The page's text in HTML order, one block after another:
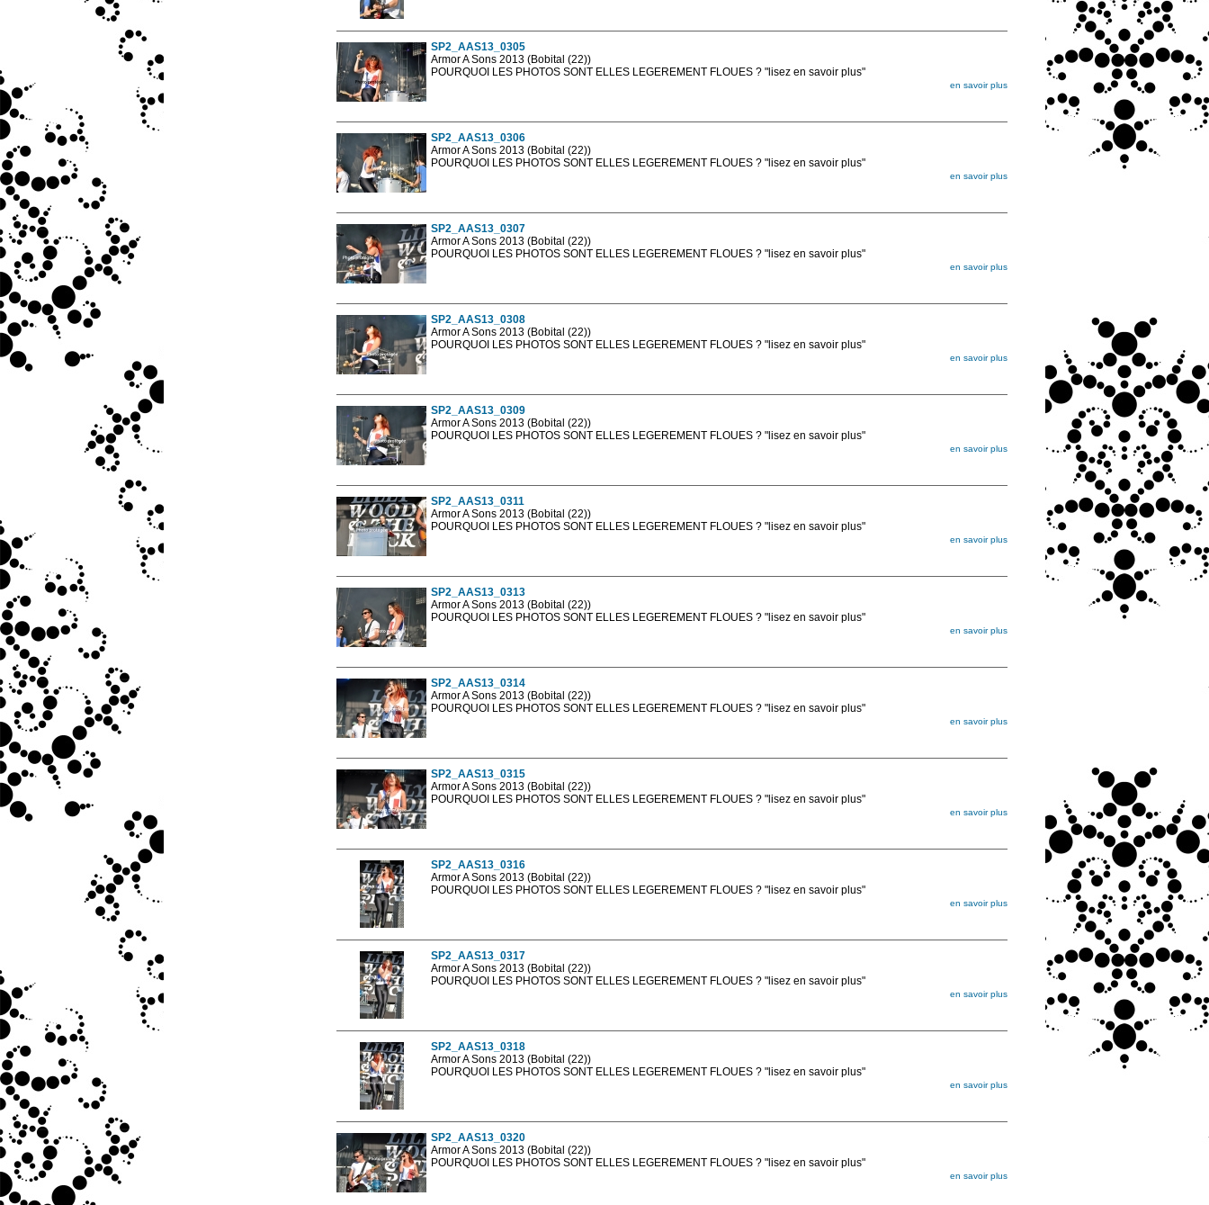
SP2_AAS13_0305
Armor A Sons 2013 (Bobital (22))
POURQUOI LES PHOTOS SONT ELLES LEGEREMENT FLOUES ? "lisez en savoir plus"
en savoir plus
SP2_AAS13_0306
Armor A Sons 2013 (Bobital (22))
POURQUOI LES PHOTOS SONT ELLES LEGEREMENT FLOUES ? "lisez en savoir plus"
en savoir plus
SP2_AAS13_0307
Armor A Sons 2013 (Bobital (22))
POURQUOI LES PHOTOS SONT ELLES LEGEREMENT FLOUES ? "lisez en savoir plus"
en savoir plus
SP2_AAS13_0308
Armor A Sons 2013 (Bobital (22))
POURQUOI LES PHOTOS SONT ELLES LEGEREMENT FLOUES ? "lisez en savoir plus"
en savoir plus
SP2_AAS13_0309
Armor A Sons 2013 (Bobital (22))
POURQUOI LES PHOTOS SONT ELLES LEGEREMENT FLOUES ? "lisez en savoir plus"
en savoir plus
SP2_AAS13_0311
Armor A Sons 2013 (Bobital (22))
POURQUOI LES PHOTOS SONT ELLES LEGEREMENT FLOUES ? "lisez en savoir plus"
en savoir plus
SP2_AAS13_0313
Armor A Sons 2013 (Bobital (22))
POURQUOI LES PHOTOS SONT ELLES LEGEREMENT FLOUES ? "lisez en savoir plus"
en savoir plus
SP2_AAS13_0314
Armor A Sons 2013 (Bobital (22))
POURQUOI LES PHOTOS SONT ELLES LEGEREMENT FLOUES ? "lisez en savoir plus"
en savoir plus
SP2_AAS13_0315
Armor A Sons 2013 (Bobital (22))
POURQUOI LES PHOTOS SONT ELLES LEGEREMENT FLOUES ? "lisez en savoir plus"
en savoir plus
SP2_AAS13_0316
Armor A Sons 2013 (Bobital (22))
POURQUOI LES PHOTOS SONT ELLES LEGEREMENT FLOUES ? "lisez en savoir plus"
en savoir plus
SP2_AAS13_0317
Armor A Sons 2013 (Bobital (22))
POURQUOI LES PHOTOS SONT ELLES LEGEREMENT FLOUES ? "lisez en savoir plus"
en savoir plus
SP2_AAS13_0318
Armor A Sons 2013 (Bobital (22))
POURQUOI LES PHOTOS SONT ELLES LEGEREMENT FLOUES ? "lisez en savoir plus"
en savoir plus
SP2_AAS13_0320
Armor A Sons 2013 (Bobital (22))
POURQUOI LES PHOTOS SONT ELLES LEGEREMENT FLOUES ? "lisez en savoir plus"
en savoir plus